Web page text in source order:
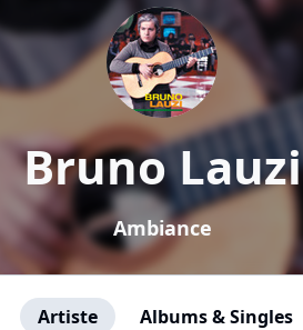
Bruno Lauzi
Ambiance
Artiste Albums & Singles